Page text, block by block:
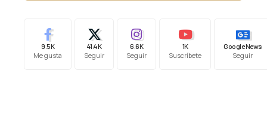
9.5K
Me gusta
41.4K
Seguir
6.6K
Seguir
1K
Suscríbete
Google News
Seguir